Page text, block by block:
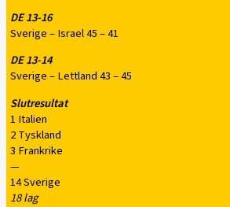
DE 13-16
Sverige – Israel 45 – 41
DE 13-14
Sverige – Lettland 43 – 45
Slutresultat
1 Italien
2 Tyskland
3 Frankrike
—
14 Sverige
18 lag